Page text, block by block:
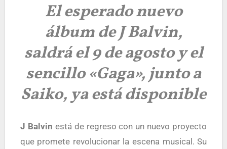
El esperado nuevo
álbum de J Balvin,
saldrá el 9 de agosto y el
sencillo «Gaga», junto a
Saiko, ya está disponible
J Balvin está de regreso con un nuevo proyecto
que promete revolucionar la escena musical. Su